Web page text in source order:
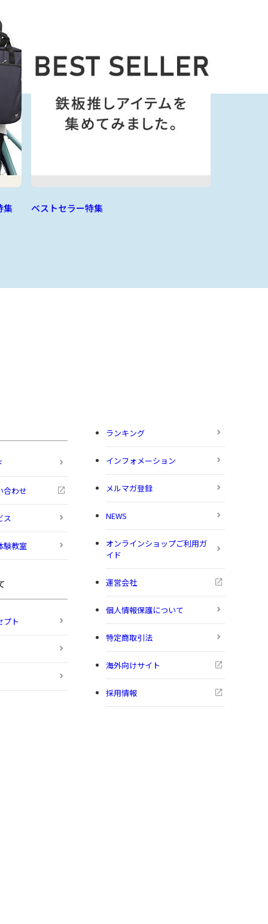
集 ベストセラー特集
合わせ
ス
験教室
プト
ランキング
インフォメーション
メルマガ登録
NEWS
オンラインショップご利用ガ
イド
運営会社
個人情報保護について
特定商取引法
海外向けサイト
採用情報